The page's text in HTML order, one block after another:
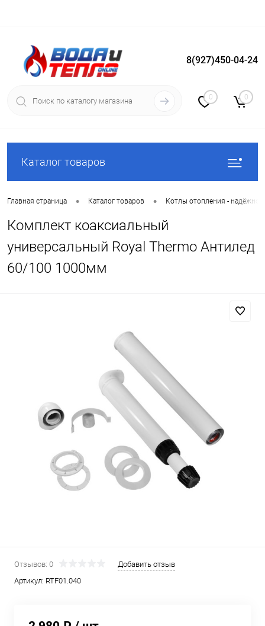
Вход Регистрация
8(927)450-04-24
0 0
Каталог товаров
Главная страница • Каталог товаров • Котлы отопления -
Комплект коаксиальный
универсальный Royal Thermo Антилед
60/100 1000мм
Отзывов: 0
Добавить отзыв
Артикул: RTF01.040